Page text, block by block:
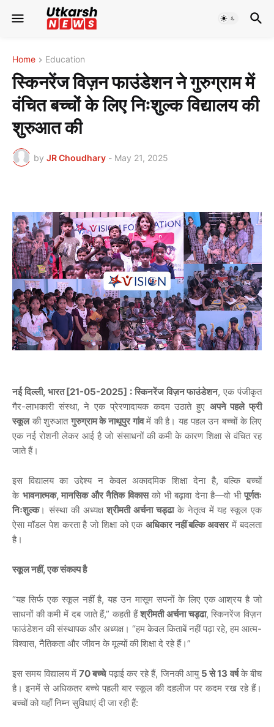
Home Education
स्किनरेंज विज़न फाउंडेशन ने गुरुग्राम में
वंचित बच्चों के लिए निःशुल्क विद्यालय की
शुरुआत की
by JR Choudhary - May 21, 2025
नई दिल्ली, भारत[21-05-2025] : स्किनरेंज विज़न फाउंडेशन,एक पंजीकृत
गैर-लाभकारी संस्था,ने एक प्रेरणादायक कदम उठाते हुए अपने पहले फ्री
स्कूल की शुरुआत गुरुग्राम के नाथूपुर गांव में की है। यह पहल उन बच्चों के लिए
एक नई रोशनी लेकर आई है जो संसाधनों की कमी के कारण शिक्षा से वंचित रह
जाते हैं।
इस विद्यालय का उद्देश्य न केवल अकादमिक शिक्षा देना है,बल्कि
बच्चों
के भावनात्मक, मानसिक और नैतिक विकास को भी बढ़ावा देना है—वो भी पूर्णतः
निःशुल्क। संस्था की अध्यक्ष श्रीमती अर्चना चड्ढा के नेतृत्व में यह स्कूल एक
ऐसा मॉडल पेश करता है जो शिक्षा को एक अधिकार नहीं बल्कि अवसर में बदलता
है।
स्कूलनहीं,एकसंकल्पहै
“यह सिर्फ एक स्कूल नहीं है,यह उन मासूम सपनों के लिए एक आश्रय है जो
साधनों की कमी में दब जाते हैं,” कहती हैं श्रीमती अर्चना चड्ढा,स्किनरेंज विज़न
फाउंडेशन की संस्थापक और अध्यक्ष। “हम केवल किताबें नहीं पढ़ा रहे, हम आत्म-
विश्वास, नैतिकता और जीवन के मूल्यों की शिक्षा दे रहे हैं।”
इस समय विद्यालय में 70बच्चे पढ़ाई कर रहे हैं, जिनकी आयु 5से13 वर्ष के बीच
है। इनमें से अधिकतर बच्चे पहली बार स्कूल की दहलीज पर कदम रख रहे हैं।
बच्चों को यहाँ निम्न सुविधाएं दी जा रही हैं: